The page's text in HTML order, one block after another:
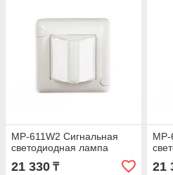
MP-611W2 Сигнальная
светодиодная лампа
21 330 ₸ 21